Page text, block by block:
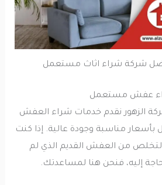
شراء اثاث مستعمل
مستعمل
نقدم خدمات شراء العفش
مناسبة وجودة عالية. إذا كنت
من العفش القديم الذي لم
إليه، فنحن هنا لمساعدتك.